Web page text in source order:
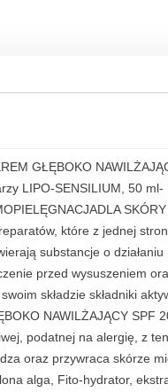
GŁĘBOKO
LIPO-SENSILIUM, 50
które z jednej
substancje o
przed wysuszeniem
składzie składniki
NAWILŻAJĄCY
podatnej na alergię, z
oraz przywraca skórze
alga, Fito-hydrator,